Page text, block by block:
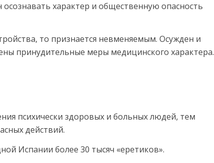
осознавать характер и общественную опасность
то признается не­вменяемым. Осужден и
принудительные меры медицин­ского характера.
психически здоровых и больных людей, тем
дейст­вий.
Испании более 30 тысяч «еретиков».